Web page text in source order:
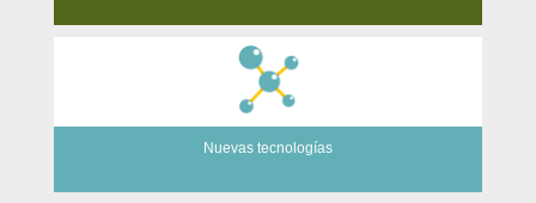
Nuevas tecnologías